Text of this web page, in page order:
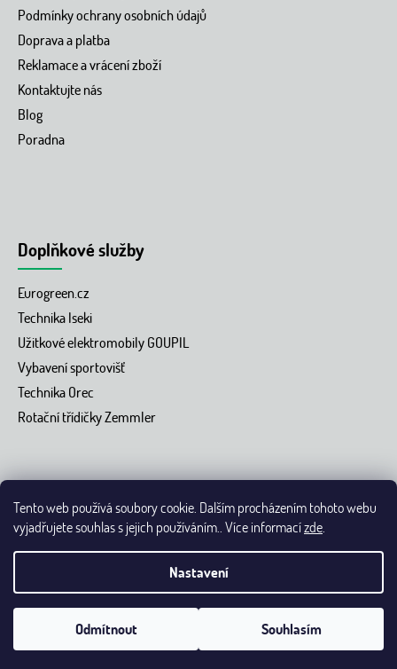
Tento web používá soubory cookie. Dalším procházením tohoto webu
vyjadřujete souhlas s jejich používáním.. Více informacízde
Nastavení
Odmítnout Souhlasím
Podmínky ochrany osobních údajů
Doprava a platba
Reklamace a vrácení zboží
Kontaktujte nás
Blog
Poradna
Doplňkové služby
Eurogreen.cz
Technika Iseki
Užitkové elektromobily GOUPIL
Vybavení sportovišť
Technika Orec
Rotační třídičky Zemmler
Vytvořil Shoptet
Copyright 2026 Eurogreen.cz - přes 40 let se staráme o dokonalé
trávníky.Upravit nastavení cookiesGrafický návrh nakódoval